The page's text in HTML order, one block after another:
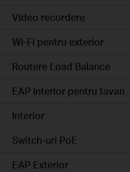
Video recordere
Wi-Fi pentru exterior
Routere Load Balance
EAP Interior pentru tavan
Interior
Switch-uri PoE
EAP Exterior